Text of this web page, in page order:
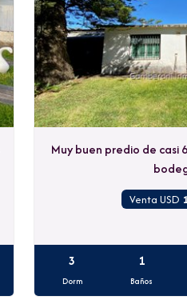
Muy buen predio de casi
Venta USD
3
Dorm
1
Baños